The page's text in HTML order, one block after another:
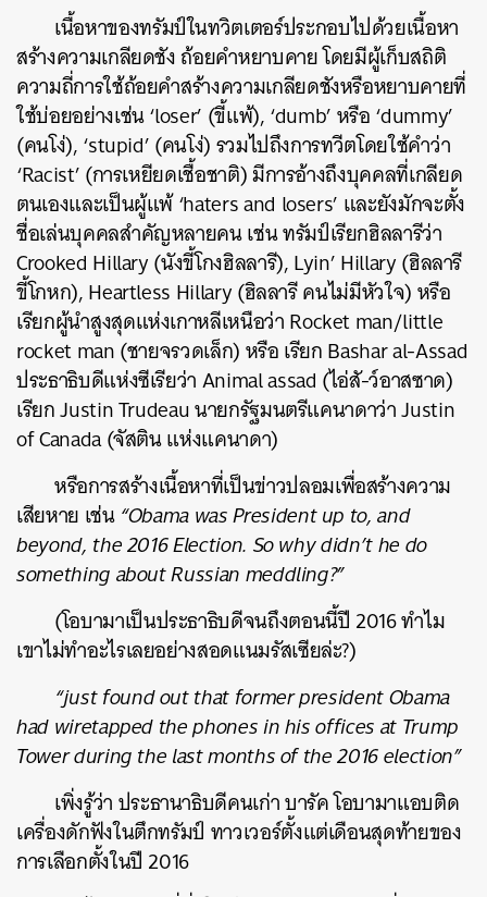
เนื้อหาของทรัมป์ในทวิตเตอร์ประกอบไปด้วยเนื้อหา
สร้างความเกลียดชัง ถ้อยคำหยาบคาย โดยมีผู้เก็บสถิติ
ความถี่การใช้ถ้อยคำสร้างความเกลียดชังหรือหยาบคายที่
ใช้บ่อยอย่างเช่น ‘loser’ (ขี้แพ้), ‘dumb’ หรือ ‘dummy’
(คนโง่), ‘stupid’ (คนโง่) รวมไปถึงการทวีตโดยใช้คำว่า
‘Racist’ (การเหยียดเชื้อชาติ) มีการอ้างถึงบุคคลที่เกลียด
ตนเองและเป็นผู้แพ้ ‘haters and losers’ และยังมักจะตั้ง
ชื่อเล่นบุคคลสำคัญหลายคน เช่น ทรัมป์เรียกฮิลลารีว่า
Crooked Hillary (นังขี้โกงฮิลลารี), Lyin’ Hillary (ฮิลลารี
ขี้โกหก), Heartless Hillary (ฮิลลารี คนไม่มีหัวใจ) หรือ
เรียกผู้นำสูงสุดแห่งเกาหลีเหนือว่า Rocket man/little
rocket man (ชายจรวดเล็ก) หรือ เรียก Bashar al-Assad
ประธาธิบดีแห่งซีเรียว่า Animal assad (ไอ่สั-ว์อาสซาด)
เรียก Justin Trudeau นายกรัฐมนตรีแคนาดาว่า Justin
of Canada (จัสติน แห่งแคนาดา)
หรือการสร้างเนื้อหาที่เป็นข่าวปลอมเพื่อสร้างความ
เสียหาย เช่น“Obama was President up to, and
beyond, the 2016 Election. So why didn’t he do
something about Russian meddling?”
(โอบามาเป็นประธาธิบดีจนถึงตอนนี้ปี 2016 ทำไม
เขาไม่ทำอะไรเลยอย่างสอดแนมรัสเซียล่ะ?)
“just found out that former president Obama
had wiretapped the phones in his offices at Trump
Tower during the last months of the 2016 election”
เพิ่งรู้ว่า ประธานาธิบดีคนเก่า บารัค โอบามาแอบติด
เครื่องดักฟังในตึกทรัมป์ ทาวเวอร์ตั้งแต่เดือนสุดท้ายของ
การเลือกตั้งในปี 2016